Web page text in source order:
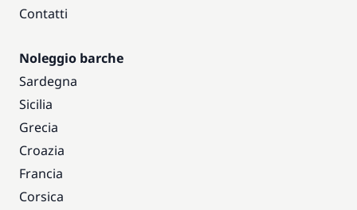
Contatti
Noleggio barche
Sardegna
Sicilia
Grecia
Croazia
Francia
Corsica